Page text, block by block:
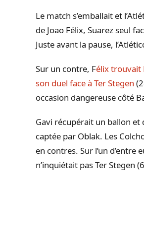
Le match s’emballait et
de Joao Félix, Suarez seul
Juste avant la pause,
Sur un contre, Félix trouvait
son duel face à Ter Stegen
occasion dangereuse côté
Gavi récupérait un ballon
captée par Oblak. Les
en contres. Sur l’un
n’inquiétait pas Ter Stegen